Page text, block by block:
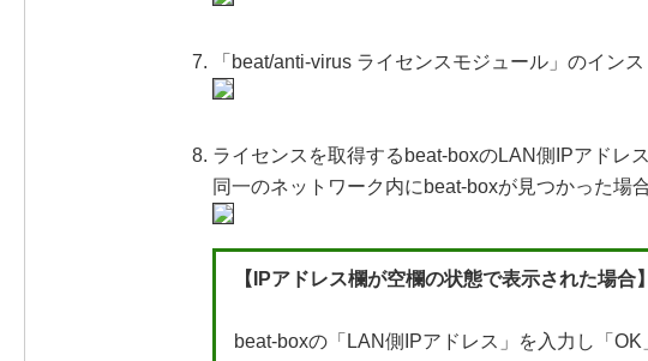
「beat/anti-virus ライセンスモジュール」のイン
ライセンスを取得するbeat-boxのLAN側IPアドレ
同一のネットワーク内にbeat-boxが見つかった場
【IPアドレス欄が空欄の状態で表示された場合】
beat-boxの「LAN側IPアドレス」を入力し「OK